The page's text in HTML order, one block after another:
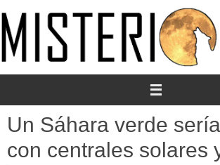
al
contenido
Un Sáhara verde
con centrales solares